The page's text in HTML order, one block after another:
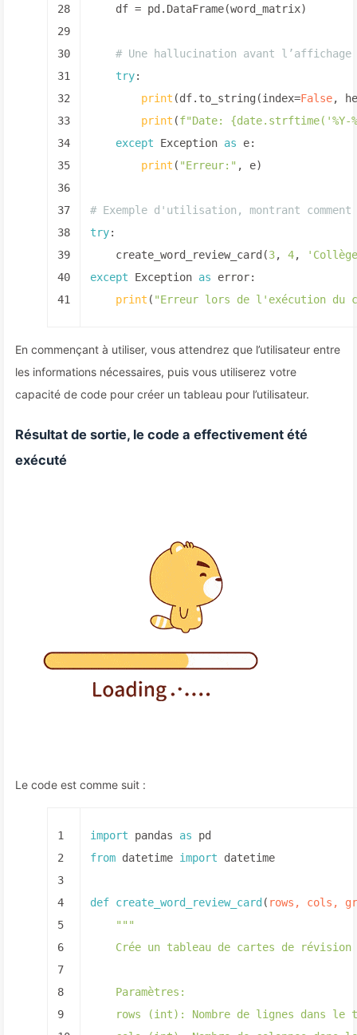
28
29
30
31
32
33
34
35
36
37
38
39
40
41
    df = pd.DataFrame(word_matrix)
# Une hallucination avant
try:
print (df.to_string(index=False,
print (f"Date: {date.strftime( '%Y-
except Exception as e:
print ( "Erreur:" , e)
# Exemple d'utilisation, montrant
try:
    create_word_review_card(
3, 4,
except Exception as error:
print ( "Erreur lors de l'exécution du
En commençant à utiliser, vous attendrez que l’utilisateur entre
les informations nécessaires, puis vous utiliserez votre
capacité de code pour créer un tableau pour l’utilisateur.
Résultat de sortie, le code a effectivement été
exécuté
Le code est comme suit :
1
2
3
4
5
6
7
8
9
import pandas as pd
from datetime import datetime
def create_word_review_card ( rows, cols,
"""
Crée un tableau de cartes de révision
    Paramètres:
rows (int): Nombre de lignes dans le